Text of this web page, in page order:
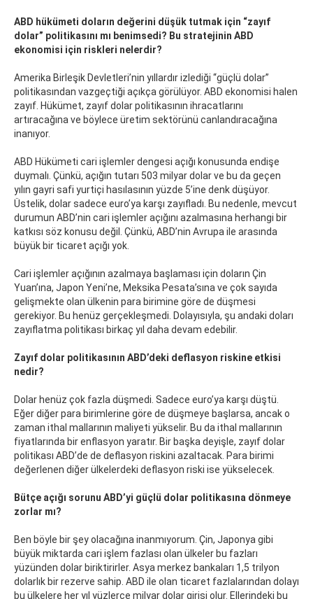
ABD hükümeti doların değerini düşük tutmak için “zayıf
dolar” politikasını mı benimsedi? Bu stratejinin ABD
ekonomisi için riskleri nelerdir?
Amerika Birleşik Devletleri’nin yıllardır izlediği “güçlü dolar”
politikasından vazgeçtiği açıkça görülüyor. ABD ekonomisi halen
zayıf. Hükümet, zayıf dolar politikasının ihracatlarını
artıracağına ve böylece üretim sektörünü canlandıracağına
inanıyor.
ABD Hükümeti cari işlemler dengesi açığı konusunda endişe
duymalı. Çünkü, açığın tutarı 503 milyar dolar ve bu da geçen
yılın gayri safi yurtiçi hasılasının yüzde 5’ine denk düşüyor.
Üstelik, dolar sadece euro’ya karşı zayıfladı. Bu nedenle, mevcut
durumun ABD’nin cari işlemler açığını azalmasına herhangi bir
katkısı söz konusu değil. Çünkü, ABD’nin Avrupa ile arasında
büyük bir ticaret açığı yok.
Cari işlemler açığının azalmaya başlaması için doların Çin
Yuan’ına, Japon Yeni’ne, Meksika Pesata’sına ve çok sayıda
gelişmekte olan ülkenin para birimine göre de düşmesi
gerekiyor. Bu henüz gerçekleşmedi. Dolayısıyla, şu andaki doları
zayıflatma politikası birkaç yıl daha devam edebilir.
Zayıf dolar politikasının ABD’deki deflasyon riskine etkisi
nedir?
Dolar henüz çok fazla düşmedi. Sadece euro’ya karşı düştü.
Eğer diğer para birimlerine göre de düşmeye başlarsa, ancak o
zaman ithal mallarının maliyeti yükselir. Bu da ithal mallarının
fiyatlarında bir enflasyon yaratır. Bir başka deyişle, zayıf dolar
politikası ABD’de de deflasyon riskini azaltacak. Para birimi
değerlenen diğer ülkelerdeki deflasyon riski ise yükselecek.
Bütçe açığı sorunu ABD’yi güçlü dolar politikasına dönmeye
zorlar mı?
Ben böyle bir şey olacağına inanmıyorum. Çin, Japonya gibi
büyük miktarda cari işlem fazlası olan ülkeler bu fazları
yüzünden dolar biriktirirler. Asya merkez bankaları 1,5 trilyon
dolarlık bir rezerve sahip. ABD ile olan ticaret fazlalarından dolayı
bu ülkelere her yıl yüzlerce milyar dolar girişi olur. Ellerindeki bu